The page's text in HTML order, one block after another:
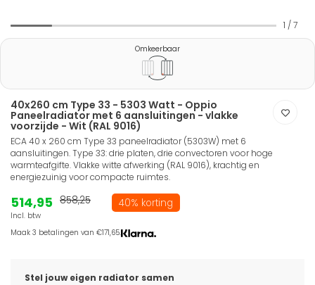
1 / 7
Omkeerbaar
40x260 cm Type 33 - 5303 Watt - Oppio
Paneelradiator met 6 aansluitingen - vlakke
voorzijde - Wit (RAL 9016)
ECA 40 x 260 cm Type 33 paneelradiator (5303W) met 6
aansluitingen. Type 33: drie platen, drie convectoren voor hoge
warmteafgifte. Vlakke witte afwerking (RAL 9016), krachtig en
energiezuinig voor compacte ruimtes.
514,95
Incl. btw
858,25 40% korting
Maak 3 betalingen van €171,65.
Stel jouw eigen radiator samen